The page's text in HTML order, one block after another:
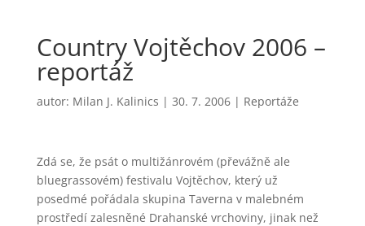
Country Vojtěchov 2006 –
reportáž
autor: Milan J. Kalinics | 30. 7. 2006| Reportáže
Zdá se, že psát o multižánrovém (převážně ale
bluegrassovém) festivalu Vojtěchov, který už
posedmé pořádala skupina Taverna v malebném
prostředí zalesněné Drahanské vrchoviny, jinak než